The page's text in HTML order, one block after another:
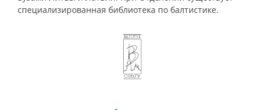
специализированная библиотека по балтистике.